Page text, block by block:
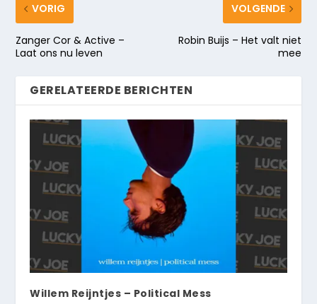
VORIG
Zanger Cor & Active –
Laat ons nu leven
VOLGENDE
Robin Buijs – Het valt niet
mee
GERELATEERDE BERICHTEN
Willem Reijntjes – Political Mess